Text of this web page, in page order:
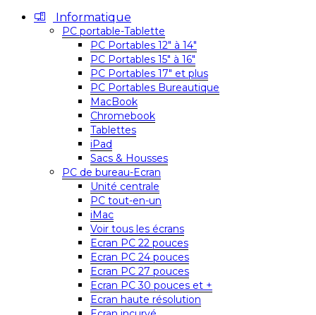
Informatique
PC portable-Tablette
PC Portables 12″ à 14″
PC Portables 15″ à 16″
PC Portables 17″ et plus
PC Portables Bureautique
MacBook
Chromebook
Tablettes
iPad
Sacs & Housses
PC de bureau-Ecran
Unité centrale
PC tout-en-un
iMac
Voir tous les écrans
Ecran PC 22 pouces
Ecran PC 24 pouces
Ecran PC 27 pouces
Ecran PC 30 pouces et +
Ecran haute résolution